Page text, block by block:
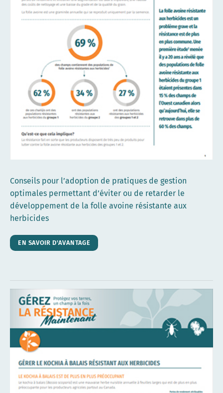
Conseils pour l’adoption de pratiques de gestion
optimales permettant d’éviter ou de retarder le
développement de la folle avoine résistante aux
herbicides
EN SAVOIR D'AVANTAGE